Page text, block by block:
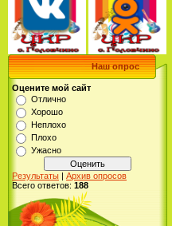
Наш опрос
Оцените мой сайт
Отлично
Хорошо
Неплохо
Плохо
Ужасно
Результаты | Архив опросов
Всего ответов: 188